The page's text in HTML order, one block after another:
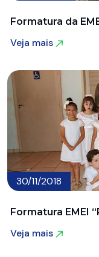
Formatura da
Veja mais
30/11/2018
Formatura EMEI
Veja mais